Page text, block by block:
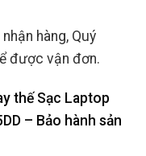
hàng, Quý
được vận đơn.
thế Sạc Laptop
– Bảo hành sản